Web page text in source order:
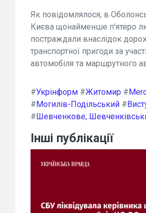
Як повідомлялося, в
Києва щонайменше п'ятеро
постраждали внаслідок
транспортної пригоди за
автомобіля та маршрутного
#Укрінформ #Житомир #
# Могилів-Подільський #
# Шевченкове,
Інші публікації